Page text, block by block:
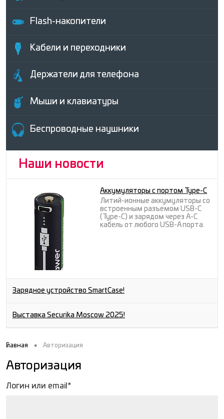
Flash-накопители
Кабели и переходники
Держатели для телефона
Мыши и клавиатуры
Беcпроводные наушники
Наши новости
Аккумуляторы с портом Type-C
Литий-ионные аккумуляторы со
встроенным разъемом USB-C
(Type-C) и зарядом через A-C
кабель от любого USB-A порта.
Зарядное устройство SmartCase!
Выставка Securika Moscow 2025!
Главная • Авторизация
Авторизация
Логин или email*